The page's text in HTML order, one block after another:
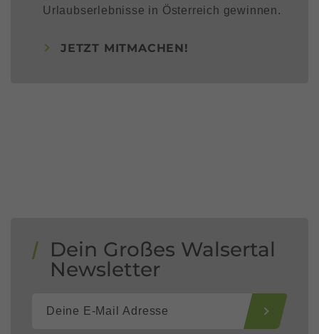
Urlaubserlebnisse in Österreich gewinnen.
JETZT MITMACHEN!
Dein Großes Walsertal
Newsletter